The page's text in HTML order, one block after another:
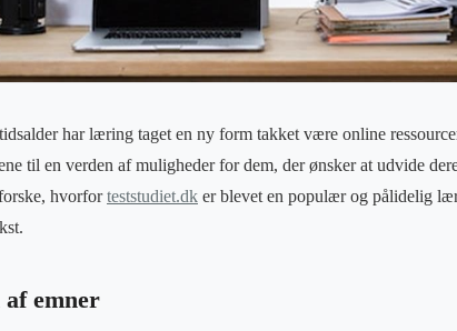
har læring taget en ny form takket være online
til en verden af muligheder for dem, der ønsker at udvide
hvorforteststudiet.dk er blevet en populær og pålidelig
emner